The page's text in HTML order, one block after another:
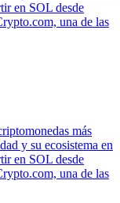
en SOL desde
una de las
más
y su ecosistema en
en SOL desde
una de las